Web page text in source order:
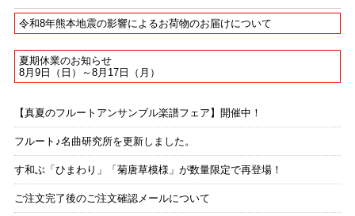
令和8年熊本地震の影響によるお荷物のお届けについて
夏期休業のお知らせ
8月9日（日）～8月17日（月）
【真夏のフルートアンサンブル楽譜フェア】開催中！
フルート♪名曲研究所を更新しました。
す和ぶ「ひまわり」「菊唐草模様」が数量限定で再登場！
ご注文完了後のご注文確認メールについて